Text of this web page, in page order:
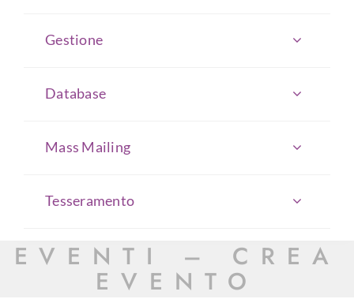
Gestione
Database
Mass Mailing
Tesseramento
EVENTI – CREA
EVENTO